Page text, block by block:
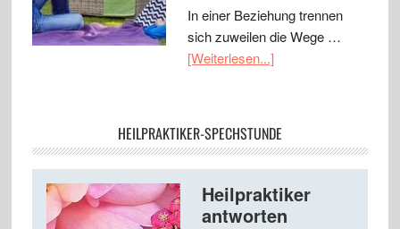
In einer Beziehung trennen
sich zuweilen die Wege …
[Weiterlesen...]
HEILPRAKTIKER-SPECHSTUNDE
Heilpraktiker
antworten